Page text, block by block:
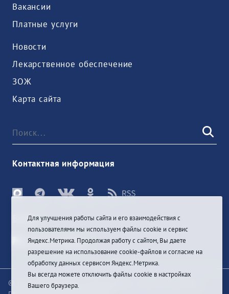
Вакансии
Платные услуги
Новости
Лекарственное обеспечение
ЗОЖ
Карта сайта
Контактная информация
Войти
© При цитировании информации с сайта ссылка на
Для улучшения работы сайта и его взаимодействия с
пользователями мы используем файлы cookie и сервис
Яндекс.Метрика. Продолжая работу с сайтом, Вы даете
разрешение на использование cookie-файлов и согласие на
обработку данных сервисом Яндекс.Метрика.
Вы всегда можете отключить файлы cookie в настройках
Вашего браузера.